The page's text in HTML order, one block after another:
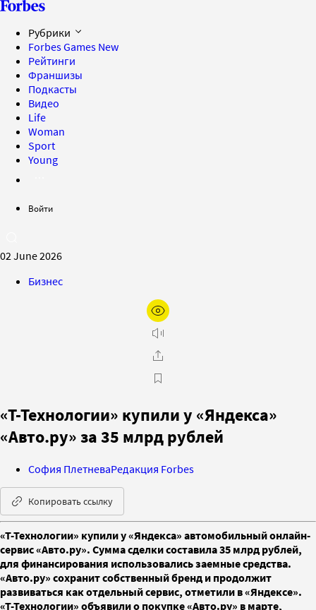
Рубрики
Forbes Games New
Рейтинги
Франшизы
Подкасты
Видео
Life
Woman
Sport
Young
Войти
02 June 2026
Бизнес
«Т-Технологии» купили у «Яндекса»
«Авто.ру» за 35 млрд рублей
София ПлетневаРедакция Forbes
Копировать ссылку
«Т-Технологии» купили у «Яндекса» автомобильный онлайн-
сервис «Авто.ру». Сумма сделки составила 35 млрд рублей,
для финансирования использовались заемные средства.
«Авто.ру» сохранит собственный бренд и продолжит
развиваться как отдельный сервис, отметили в «Яндексе».
«Т-Технологии» объявили о покупке «Авто.ру» в марте,